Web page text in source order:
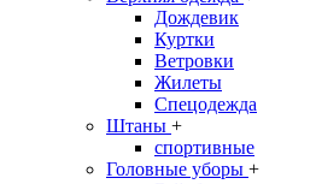
Дождевик
Куртки
Ветровки
Жилеты
Спецодежда
Штаны +
спортивные
Головные уборы +